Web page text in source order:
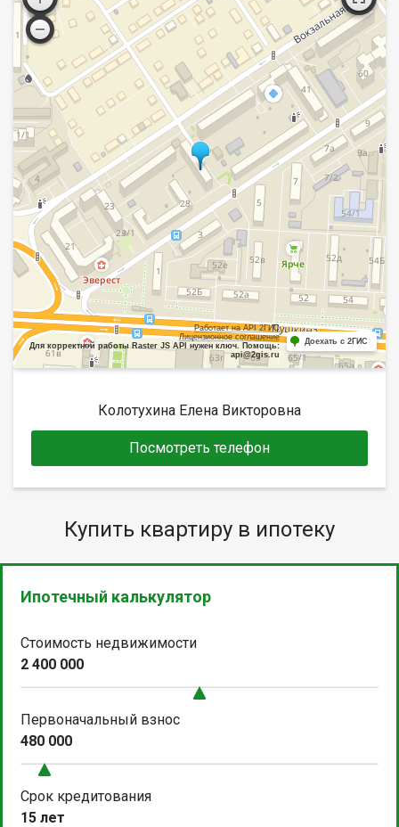
Работает на API 2ГИС
Лицензионное соглашение
Для корректной работы Raster JS API нужен ключ. Помощь:
api@2gis.ru
Доехать с 2ГИС
Колотухина Елена Викторовна
Посмотреть телефон
Купить квартиру в ипотеку
Ипотечный калькулятор
Стоимость недвижимости
2 400 000
Первоначальный взнос
480 000
Срок кредитования
15 лет